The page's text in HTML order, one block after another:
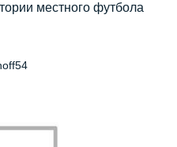
местного футбола